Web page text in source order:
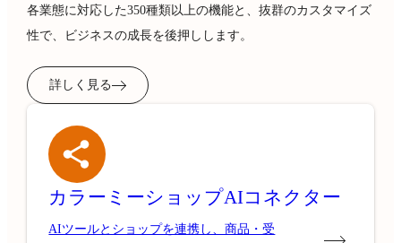
各業態に対応した350種類以上の機能と、抜群のカスタマイズ
性で、ビジネスの成長を後押しします。
詳しく見る
カラーミーショップAIコネクター
AIツールとショップを連携し、商品・受